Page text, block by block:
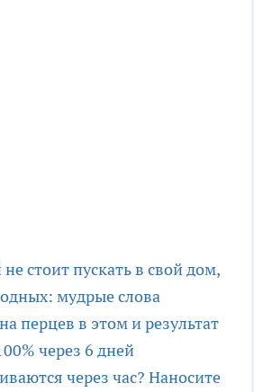
стоит пускать в свой дом,
мудрые слова
перцев в этом и результат
через 6 дней
через час? Наносите